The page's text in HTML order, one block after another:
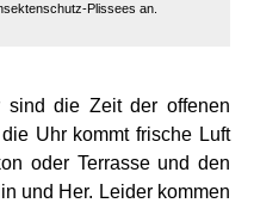
Plissees an.
sind die Zeit der offenen
Uhr kommt frische Luft
oder Terrasse und den
und Her. Leider kommen